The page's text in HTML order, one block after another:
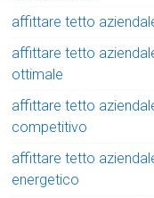
affittare tetto
affittare tetto
ottimale
affittare tetto
competitivo
affittare tetto
energetico